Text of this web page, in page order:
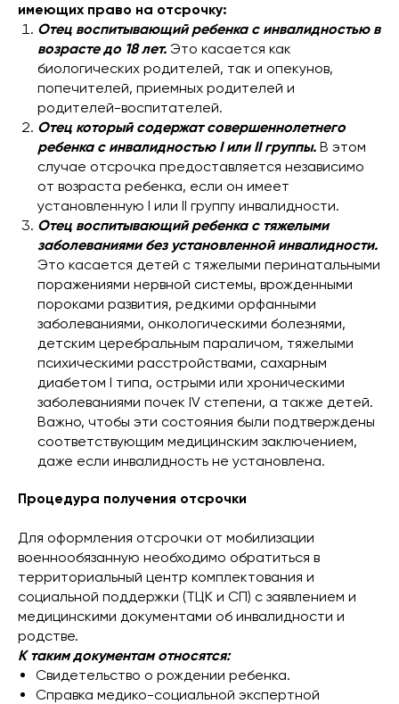
имеющих право на отсрочку:
Отец воспитывающий ребенка с инвалидностью в
возрасте до 18 лет. Это касается как
биологических родителей, так и опекунов,
попечителей, приемных родителей и
родителей-воспитателей.
Отец который содержат совершеннолетнего
ребенка с инвалидностью I или II группы. В этом
случае отсрочка предоставляется независимо
от возраста ребенка, если он имеет
установленную I или II группу инвалидности.
Отец воспитывающий ребенка с тяжелыми
заболеваниями без установленной инвалидности.
Это касается детей с тяжелыми перинатальными
поражениями нервной системы, врожденными
пороками развития, редкими орфанными
заболеваниями, онкологическими болезнями,
детским церебральным параличом, тяжелыми
психическими расстройствами, сахарным
диабетом I типа, острыми или хроническими
заболеваниями почек IV степени, а также детей.
Важно, чтобы эти состояния были подтверждены
соответствующим медицинским заключением,
даже если инвалидность не установлена.
Процедура получения отсрочки
Для оформления отсрочки от мобилизации
военнообязанную необходимо обратиться в
территориальный центр комплектования и
социальной поддержки (ТЦК и СП) с заявлением и
медицинскими документами об инвалидности и
родстве.
К таким документам относятся:
Свидетельство о рождении ребенка.
Справка медико-социальной экспертной